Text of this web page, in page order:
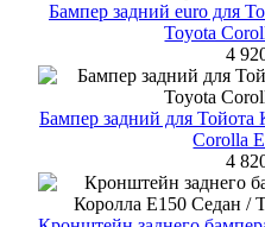
Бампер задний euro для
Toyota
4
Бампер задний для Тойота
Corolla
4